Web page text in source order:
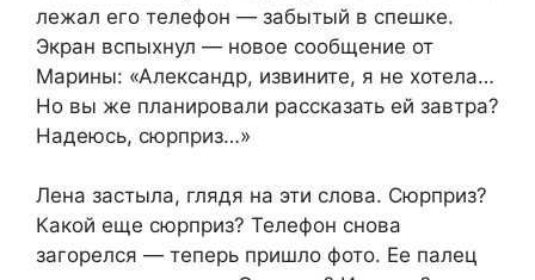
лежал его телефон — забытый в спешке.
Экран вспыхнул — новое сообщение от
Марины: «Александр, извините, я не хотела…
Но вы же планировали рассказать ей завтра?
Надеюсь, сюрприз…»
Лена застыла, глядя на эти слова. Сюрприз?
Какой еще сюрприз? Телефон снова
загорелся — теперь пришло фото. Ее палец